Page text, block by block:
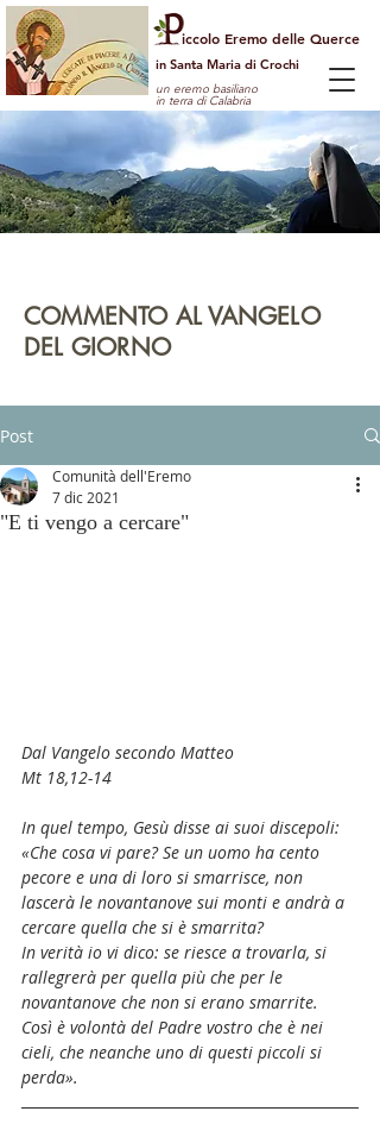
iccolo Eremo delle Querce
in Santa Maria di Crochi
un eremo basiliano
in terra di Calabria
COMMENTO AL VANGELO
DEL GIORNO
Post
"E ti vengo a cercare"
Comunità dell'Eremo
7 dic 2021
Dal Vangelo secondo Matteo
Mt 18,12-14
In quel tempo, Gesù disse ai suoi discepoli:
«Che cosa vi pare? Se un uomo ha cento
pecore e una di loro si smarrisce, non
lascerà le novantanove sui monti e andrà a
cercare quella che si è smarrita?
In verità io vi dico: se riesce a trovarla, si
rallegrerà per quella più che per le
novantanove che non si erano smarrite.
Così è volontà del Padre vostro che è nei
cieli, che neanche uno di questi piccoli si
perda».